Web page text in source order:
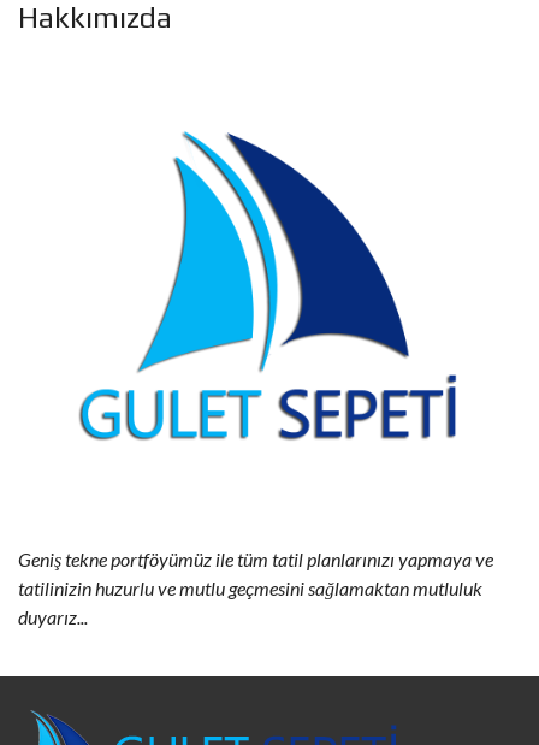
Hakkımızda
Geniş tekne portföyümüz ile tüm tatil planlarınızı yapmaya ve
tatilinizin huzurlu ve mutlu geçmesini sağlamaktan mutluluk
duyarız...